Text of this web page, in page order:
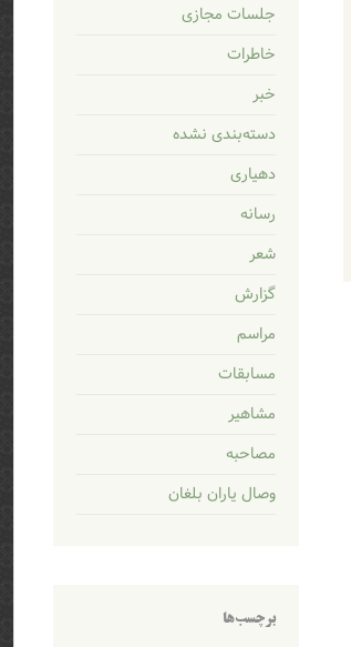
جلسات مجازی
خاطرات
خبر
دسته‌بندی نشده
دهیاری
رسانه
شعر
گزارش
مراسم
مسابقات
مشاهیر
مصاحبه
وصال یاران بلغان
برچسب‌ها